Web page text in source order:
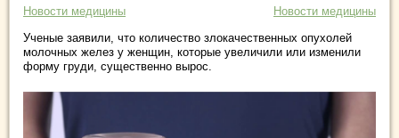
Новости медицины
Новости медицины
Ученые заявили, что количество злокачественных опухолей
молочных желез у женщин, которые увеличили или изменили
форму груди, существенно вырос.